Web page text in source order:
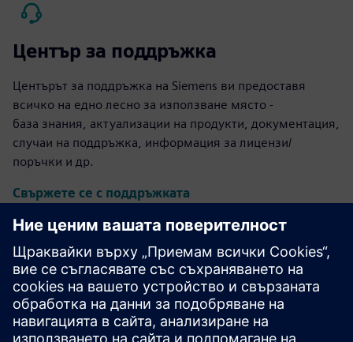
Център за поддръжка
Центърът за поддръжка на Siemens ви предоставя
всичко на едно лесно за използване място -
база знания, актуализации на продукти, документация,
случаи на поддръжка, информация за лицензи/
поръчки и др.
Свържете се с поддръжката
Дизайн и производство на
калибър IC
Пакетът инструменти Calibre осигурява точна,
ефективна, цялостна проверка и оптимизация на IC